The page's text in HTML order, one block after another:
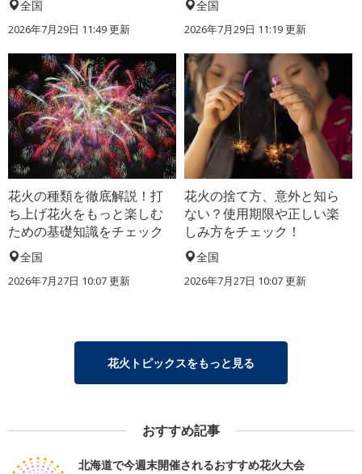
全国
2026年7月29日 11:49 更新
全国
2026年7月29日 11:19 更新
花火の種類を徹底解説！打
ち上げ花火をもっと楽しむ
ための基礎知識をチェック
全国
2026年7月27日 10:07 更新
花火の捨て方、意外と知ら
ない？使用期限や正しい楽
しみ方をチェック！
全国
2026年7月27日 10:07 更新
花火トピックスをもっと見る
おすすめ記事
北海道で今週末開催されるおすすめ花火大会